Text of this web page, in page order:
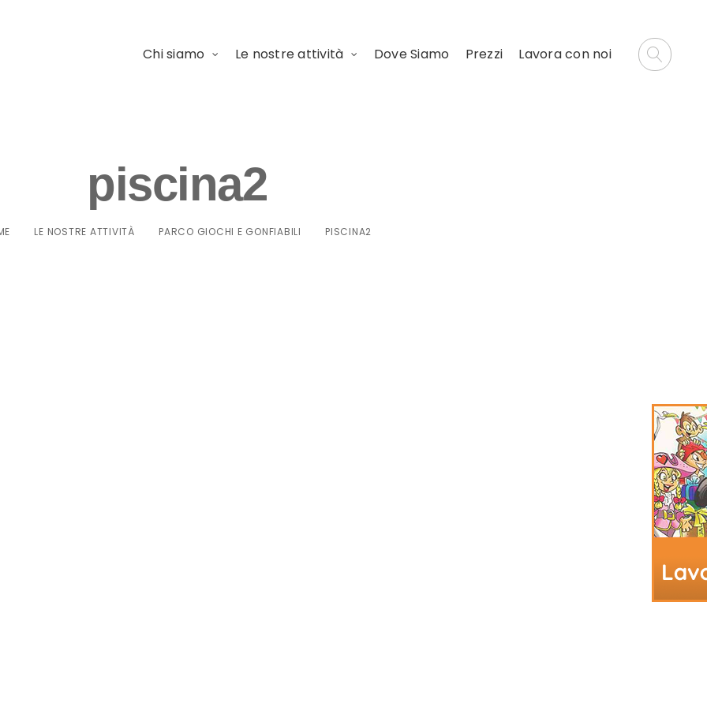
Chi siamo Le nostre attività Dove Siamo Prezzi Lavora con noi
piscina2
LE NOSTRE ATTIVITÀ PARCO GIOCHI E GONFIABILI PISCINA2